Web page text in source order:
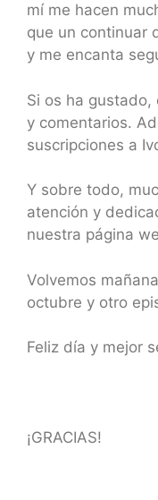
mí me hacen
que un continuar
y me encanta
Si os ha gustado,
y comentarios.
suscripciones a
Y sobre todo,
atención y
nuestra página
Volvemos
octubre y otro
Feliz día y mejor
¡GRACIAS!